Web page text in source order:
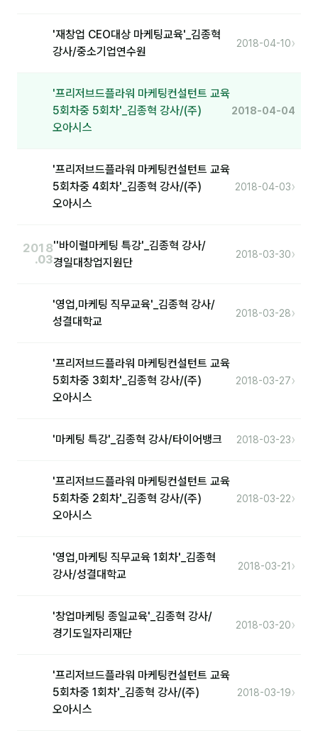
문서자료실
등급 · 포인트
1:1 문의
자주 묻는 질문
'재창업 CEO대상 마케팅교육'_김종혁
강사/중소기업연수원
2018-04-10›
'프리저브드플라워 마케팅컨설턴트 교육
5회차중 5회차'_김종혁 강사/(주)
오아시스
2018-04-04
'프리저브드플라워 마케팅컨설턴트 교육
5회차중 4회차'_김종혁 강사/(주)
오아시스
2018-04-03›
2018
.03
''바이럴마케팅 특강'_김종혁 강사/
경일대창업지원단
2018-03-30›
'영업,마케팅 직무교육'_김종혁 강사/
성결대학교
2018-03-28›
'프리저브드플라워 마케팅컨설턴트 교육
5회차중 3회차'_김종혁 강사/(주)
오아시스
2018-03-27›
'마케팅 특강'_김종혁 강사/타이어뱅크 2018-03-23›
'프리저브드플라워 마케팅컨설턴트 교육
5회차중 2회차'_김종혁 강사/(주)
오아시스
2018-03-22›
'영업,마케팅 직무교육 1회차'_김종혁
강사/성결대학교
2018-03-21 ›
'창업마케팅 종일교육'_김종혁 강사/
경기도일자리재단
2018-03-20›
'프리저브드플라워 마케팅컨설턴트 교육
5회차중 1회차'_김종혁 강사/(주)
오아시스
2018-03-19›